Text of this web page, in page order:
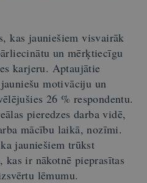
kas jauniešiem visvairāk
un mērķtiecīgu
karjeru. Aptaujātie
motivāciju un
26 % respondentu.
pieredzes darba vidē,
mācību laikā, nozīmi.
jauniešiem trūkst
kas ir nākotnē pieprasītas
lēmumu.